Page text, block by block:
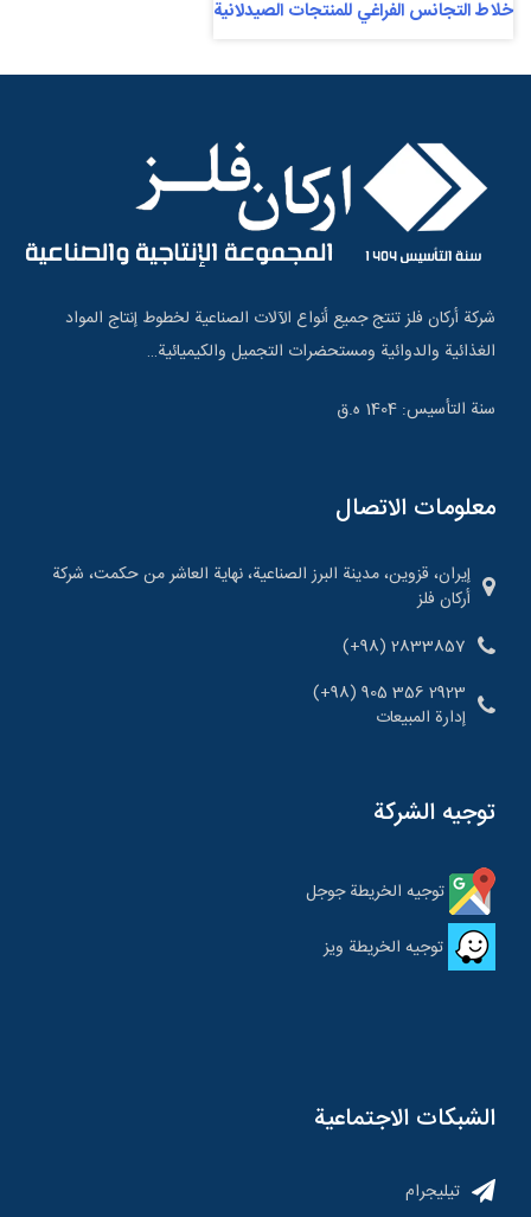
خلاط التجانس الفراغي للمنتجات الصيدلانية
شركة أركان فلز تنتج جميع أنواع الآلات الصناعية لخطوط إنتاج المواد
الغذائية والدوائية ومستحضرات التجميل والكيميائية…
سنة التأسيس: 1404 ه.ق
معلومات الاتصال
إيران، قزوين، مدينة البرز الصناعية، نهاية العاشر من حكمت، شركة
أركان فلز
(+98) 2833857
2923 356 905 (98+)
إدارة المبيعات
توجيه الشركة
توجيه الخريطة جوجل
توجيه الخريطة ویز
الشبكات الاجتماعية
تیلیجرام